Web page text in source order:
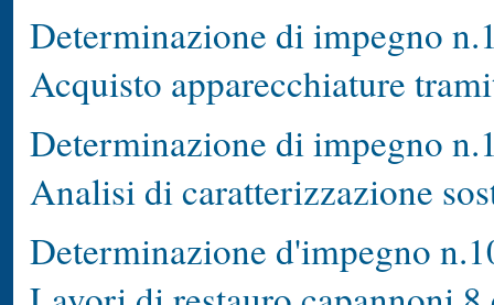
Determinazione di impegno
Acquisto apparecchiature
Determinazione di impegno
Analisi di caratterizzazione
Determinazione d'impegno